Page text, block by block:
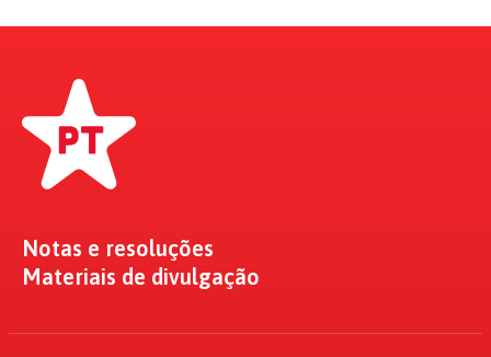
Notas e resoluções
Materiais de divulgação